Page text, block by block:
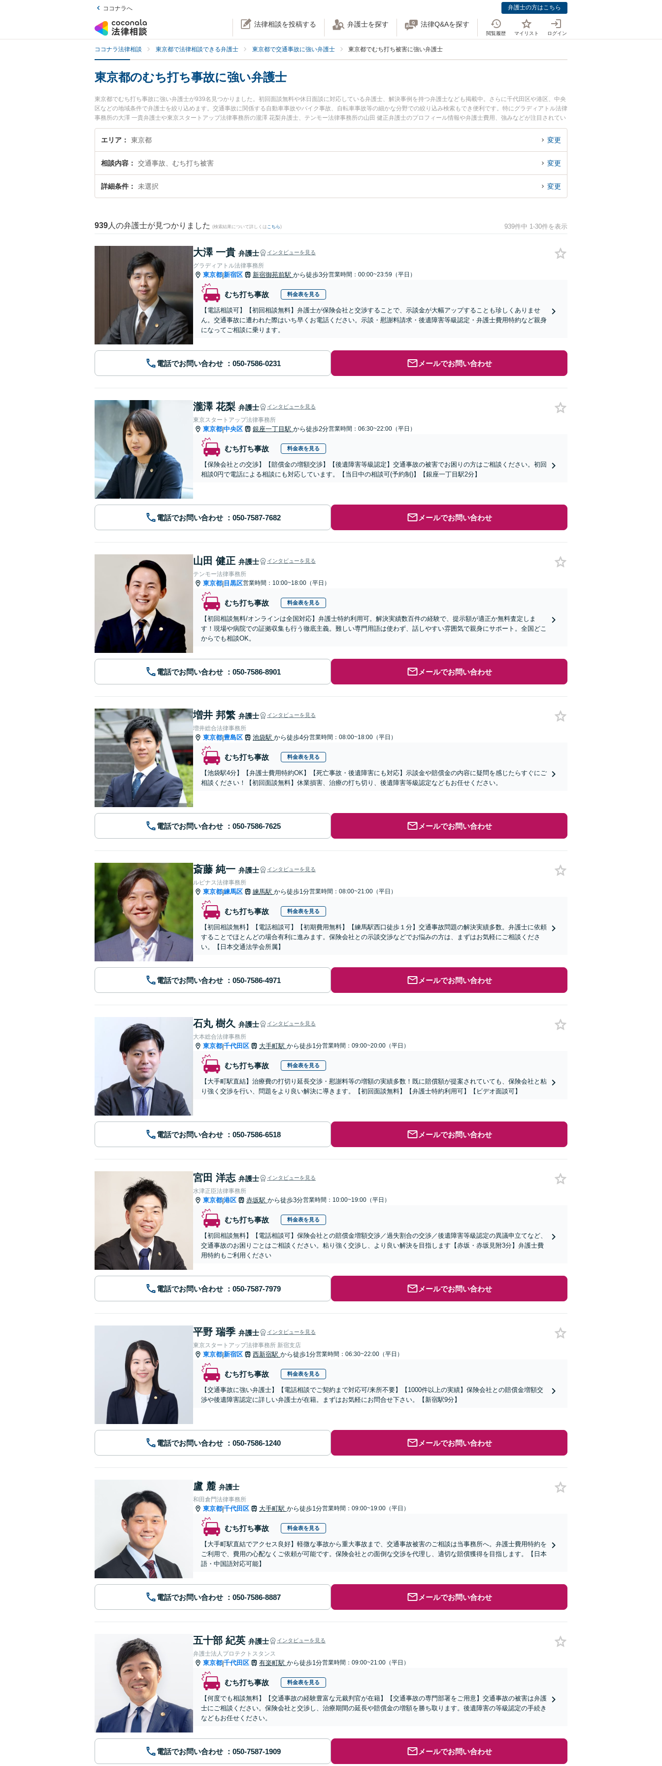
ココナラへ 弁護士の方はこちら
法律相談を投稿する 弁護士を探す 法律Q&Aを探す
閲覧履歴 マイリスト ログイン
ココナラ法律相談 東京都で法律相談できる弁護士 東京都で交通事故に強い弁護士 東京都でむち打ち被害に強い弁護士
東京都のむち打ち事故に強い弁護士
東京都でむち打ち事故に強い弁護士が939名見つかりました。初回面談無料や休日面談に対応している弁護士、解決事例を持つ弁護士なども掲載中。さらに千代田区や港区、中央
区などの地域条件で弁護士を絞り込めます。交通事故に関係する自動車事故やバイク事故、自転車事故等の細かな分野での絞り込み検索もでき便利です。特にグラディアトル法律
事務所の大澤 一貴弁護士や東京スタートアップ法律事務所の瀧澤 花梨弁護士、テンモー法律事務所の山田 健正弁護士のプロフィール情報や弁護士費用、強みなどが注目されてい
ます。『東京都で土日や夜間に発生したむち打ち事故のトラブルを今すぐに弁護士に相談したい』『むち打ち事故のトラブル解決の実績豊富な近くの弁護士を検索したい』『初回
相談無料でむち打ち事故を法律相談できる東京都内の弁護士に相談予約したい』などでお困りの相談者さんにおすすめです。
エリア 東京都 変更
相談内容 交通事故、むち打ち被害 変更
詳細条件 未選択 変更
939 人の弁護士が見つかりました (検索結果について詳しくは こちら) 939件中 1-30件を表示
大澤 一貴 弁護士 インタビューを見る
グラディアトル法律事務所
東京都|新宿区 新宿御苑前駅 から徒歩3分営業時間：00:00~23:59（平日）
むち打ち事故 料金表を見る
【電話相談可】【初回相談無料】弁護士が保険会社と交渉することで、示談金が大幅アップすることも珍しくありませ
ん。交通事故に遭われた際はいち早くお電話ください。示談・慰謝料請求・後遺障害等級認定・弁護士費用特約など親身
になってご相談に乗ります。
電話でお問い合わせ メールでお問い合わせ
瀧澤 花梨 弁護士 インタビューを見る
東京スタートアップ法律事務所
東京都|中央区 銀座一丁目駅 から徒歩2分営業時間：06:30~22:00（平日）
むち打ち事故 料金表を見る
【保険会社との交渉】【賠償金の増額交渉】【後遺障害等級認定】交通事故の被害でお困りの方はご相談ください。初回
相談0円で電話による相談にも対応しています。【当日中の相談可(予約制)】【銀座一丁目駅2分】
電話でお問い合わせ メールでお問い合わせ
山田 健正 弁護士 インタビューを見る
テンモー法律事務所
東京都| 目黒区営業時間：10:00~18:00（平日）
むち打ち事故 料金表を見る
【初回相談無料/オンラインは全国対応】弁護士特約利用可。解決実績数百件の経験で、提示額が適正か無料査定しま
す！現場や病院での証拠収集も行う徹底主義。難しい専門用語は使わず、話しやすい雰囲気で親身にサポート。全国どこ
からでも相談OK。
電話でお問い合わせ メールでお問い合わせ
増井 邦繁 弁護士 インタビューを見る
増井総合法律事務所
東京都|豊島区 池袋駅 から徒歩4分営業時間：08:00~18:00（平日）
むち打ち事故 料金表を見る
【池袋駅4分】【弁護士費用特約OK】【死亡事故・後遺障害にも対応】示談金や賠償金の内容に疑問を感じたらすぐにご
相談ください！【初回面談無料】休業損害、治療の打ち切り、後遺障害等級認定などもお任せください。
電話でお問い合わせ メールでお問い合わせ
斎藤 純一 弁護士 インタビューを見る
ルピナス法律事務所
東京都|練馬区 練馬駅 から徒歩1分営業時間：08:00~21:00（平日）
むち打ち事故 料金表を見る
【初回相談無料】【電話相談可】【初期費用無料】【練馬駅西口徒歩１分】交通事故問題の解決実績多数。弁護士に依頼
することでほとんどの場合有利に進みます。保険会社との示談交渉などでお悩みの方は、まずはお気軽にご相談くださ
い。【日本交通法学会所属】
電話でお問い合わせ メールでお問い合わせ
石丸 樹久 弁護士 インタビューを見る
大本総合法律事務所
東京都|千代田区 大手町駅 から徒歩1分営業時間：09:00~20:00（平日）
むち打ち事故 料金表を見る
【大手町駅直結】治療費の打切り延長交渉・慰謝料等の増額の実績多数！既に賠償額が提案されていても、保険会社と粘
り強く交渉を行い、問題をより良い解決に導きます。【初回面談無料】【弁護士特約利用可】【ビデオ面談可】
電話でお問い合わせ メールでお問い合わせ
宮田 洋志 弁護士 インタビューを見る
水津正臣法律事務所
東京都|港区 赤坂駅 から徒歩3分営業時間：10:00~19:00（平日）
むち打ち事故 料金表を見る
【初回相談無料】【電話相談可】保険会社との賠償金増額交渉／過失割合の交渉／後遺障害等級認定の異議申立てなど、
交通事故のお困りごとはご相談ください。粘り強く交渉し、より良い解決を目指します【赤坂・赤坂見附3分】弁護士費
用特約もご利用ください
電話でお問い合わせ メールでお問い合わせ
平野 瑞季 弁護士 インタビューを見る
東京スタートアップ法律事務所 新宿支店
東京都|新宿区 西新宿駅 から徒歩1分営業時間：06:30~22:00（平日）
むち打ち事故 料金表を見る
【交通事故に強い弁護士】【電話相談でご契約まで対応可/来所不要】【1000件以上の実績】保険会社との賠償金増額交
渉や後遺障害認定に詳しい弁護士が在籍。まずはお気軽にお問合せ下さい。【新宿駅9分】
電話でお問い合わせ メールでお問い合わせ
盧 麓 弁護士
和田倉門法律事務所
東京都|千代田区 大手町駅 から徒歩1分営業時間：09:00~19:00（平日）
むち打ち事故 料金表を見る
【大手町駅直結でアクセス良好】軽微な事故から重大事故まで、交通事故被害のご相談は当事務所へ。弁護士費用特約を
ご利用で、費用の心配なくご依頼が可能です。保険会社との面倒な交渉を代理し、適切な賠償獲得を目指します。【日本
語・中国語対応可能】
電話でお問い合わせ メールでお問い合わせ
五十部 紀英 弁護士 インタビューを見る
弁護士法人プロテクトスタンス
東京都|千代田区 有楽町駅 から徒歩1分営業時間：09:00~21:00（平日）
むち打ち事故 料金表を見る
【何度でも相談無料】【交通事故の経験豊富な元裁判官が在籍】【交通事故の専門部署をご用意】交通事故の被害は弁護
士にご相談ください。保険会社と交渉し、治療期間の延長や賠償金の増額を勝ち取ります。後遺障害の等級認定の手続き
などもお任せください。
電話でお問い合わせ メールでお問い合わせ